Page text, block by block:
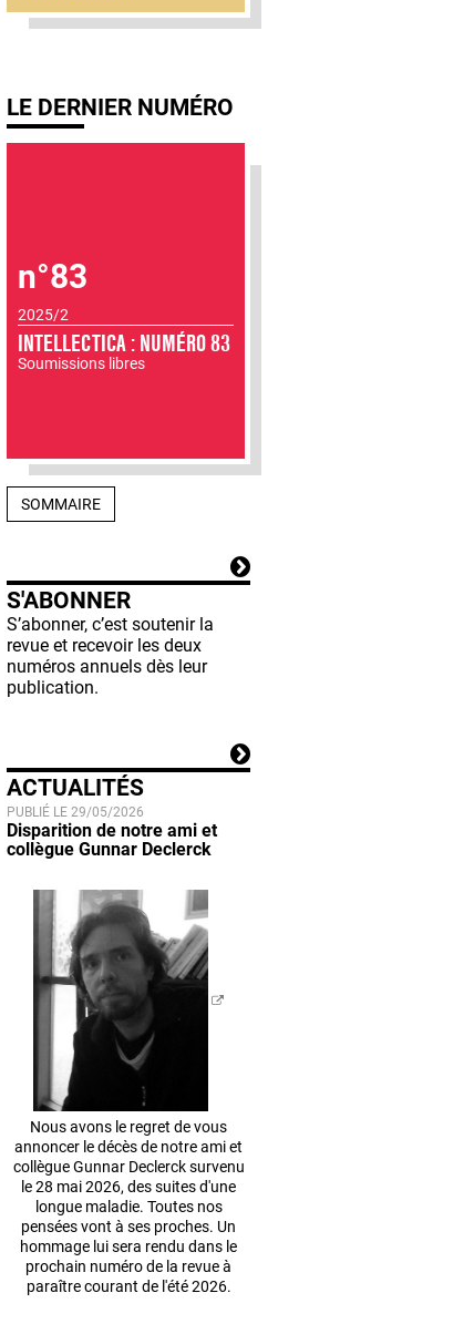
LE DERNIER NUMÉRO
n°83
2025/2
INTELLECTICA : NUMÉRO 83
Soumissions libres
SOMMAIRE
S'ABONNER
S’abonner, c’est soutenir la
revue et recevoir les deux
numéros annuels dès leur
publication.
ACTUALITÉS
PUBLIÉ LE 29/05/2026
Disparition de notre ami et
collègue Gunnar Declerck
Nous avons le regret de vous
annoncer le décès de notre ami et
collègue Gunnar Declerck survenu
le 28 mai 2026, des suites d'une
longue maladie. Toutes nos
pensées vont à ses proches. Un
hommage lui sera rendu dans le
prochain numéro de la revue à
paraître courant de l'été 2026.